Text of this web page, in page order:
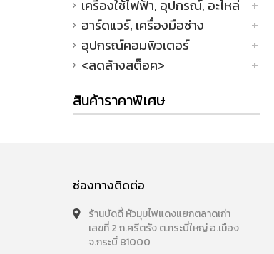
เครื่องใช้ไฟฟ้า, อุปกรณ์, อะไหล่
ฮาร์ดแวร์, เครื่องมือช่าง
อุปกรณ์คอมพิวเตอร์
<ลดล้างสต็อค>
สินค้าราคาพิเศษ
ช่องทางติดต่อ
ร้านบัดดี้ หัวมุมไฟแดงแยกตลาดเก่า
เลขที่ 2 ถ.ศรีตรัง ต.กระบี่ใหญ่ อ.เมือง
จ.กระบี่ 81000